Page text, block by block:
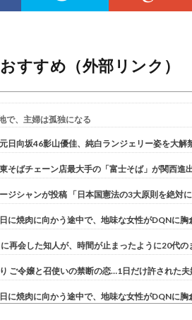
すすめ（外部リンク）
で、主婦は孤独になる
元日向坂46影山優佳、純白ランジェリー姿を大解
東そばチェーン店最大手の「富士そば」が関西進
ジシャンが投稿 「日本国憲法の3大原則を絶対
に焼肉に向かう途中で、地味な女性がDQNに胸
再会した知人が、時間が止まったように20代の
ご令嬢と召使いの禁断の恋…1日だけ許された夫
に焼肉に向かう途中で、地味な女性がDQNに胸